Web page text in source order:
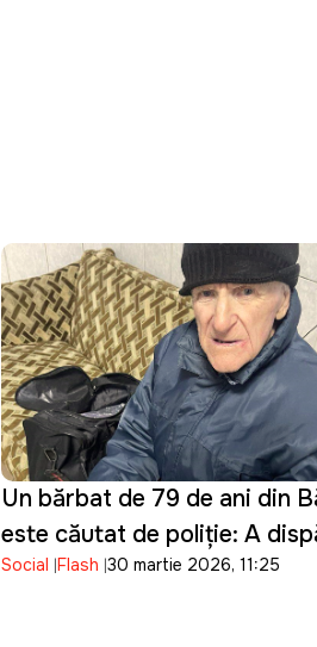
Un bărbat de 79 de ani din
este căutat de poliție: A
de peste o săptămână
Social Flash 30 martie 2026, 11:25